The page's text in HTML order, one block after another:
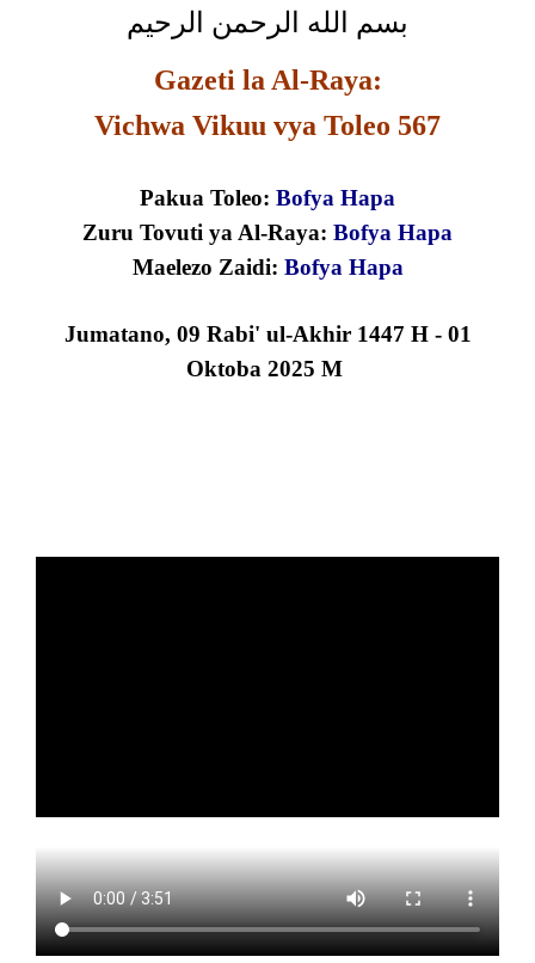
بسم الله الرحمن الرحيم
Gazeti la Al-Raya:
Vichwa Vikuu vya Toleo 567
Pakua Toleo: Bofya Hapa
Zuru Tovuti ya Al-Raya: Bofya Hapa
Maelezo Zaidi: Bofya Hapa
Jumatano, 09 Rabi' ul-Akhir 1447 H - 01
Oktoba 2025 M